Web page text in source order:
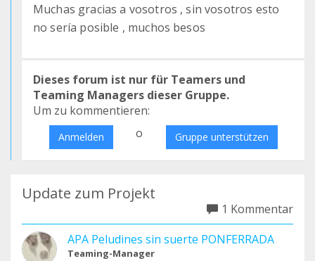
Muchas gracias a vosotros , sin vosotros esto
no sería posible , muchos besos
Dieses forum ist nur für Teamers und
Teaming Managers dieser Gruppe.
Um zu kommentieren:
Anmelden o Gruppe unterstützen
Update zum Projekt
1 Kommentar
APA Peludines sin suerte PONFERRADA
Teaming-Manager